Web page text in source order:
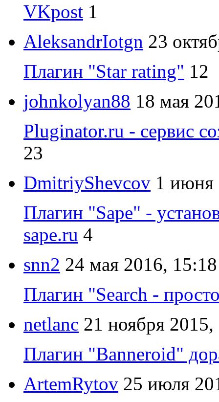
VKpost 1
AleksandrIotgn 23
Плагин "Star rating" 12
johnkolyan88 18 мая
Pluginator.ru - сервис
23
DmitriyShevcov 1 июня
Плагин "Sape" -
sape.ru 4
snn2 24 мая 2016, 15:18
Плагин "Search -
netlanc 21 ноября
Плагин "Banneroid"
ArtemRytov 25 июля